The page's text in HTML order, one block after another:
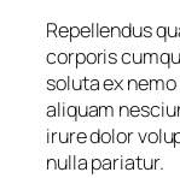
Repellendus
corporis
soluta ex
aliquam
irure dolor
nulla pariatur.